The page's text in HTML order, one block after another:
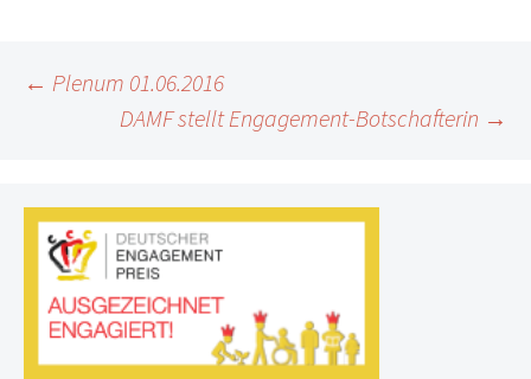
Beitragsnavigation
← Plenum 01.06.2016
DAMF stellt Engagement-Botschafterin →